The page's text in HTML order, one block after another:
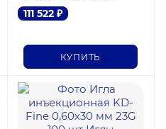
111 522₽
КУПИТЬ